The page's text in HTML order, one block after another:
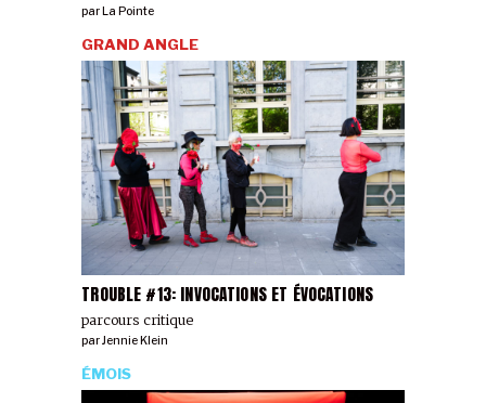
parLa Pointe
TROUBLE #13: INVOCATIONS ET ÉVOCATIONS
parcours critique
GRAND ANGLE
parJennie Klein
ÉMOIS